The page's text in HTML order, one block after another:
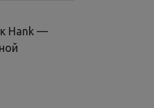
Hank —